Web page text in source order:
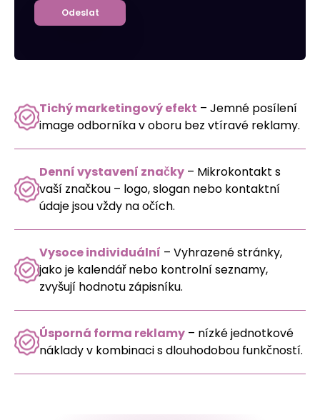
Odeslat
Tichý marketingový efekt – Jemné posílení
image odborníka v oboru bez vtíravé reklamy.
Denní vystavení značky – Mikrokontakt s
vaší značkou – logo, slogan nebo kontaktní
údaje jsou vždy na očích.
Vysoce individuální – Vyhrazené stránky,
jako je kalendář nebo kontrolní seznamy,
zvyšují hodnotu zápisníku.
Úsporná forma reklamy – nízké jednotkové
náklady v kombinaci s dlouhodobou funkčností.